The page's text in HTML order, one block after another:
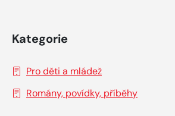
Kategorie
Pro děti a mládež
Romány, povídky, příběhy